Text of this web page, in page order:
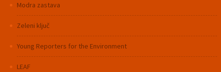
Modra zastava
Zeleni ključ
Young Reporters for the Environment
LEAF